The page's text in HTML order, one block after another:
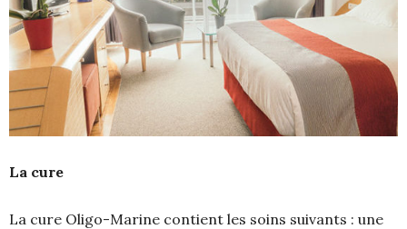
La cure
La cure Oligo-Marine contient les soins suivants : une